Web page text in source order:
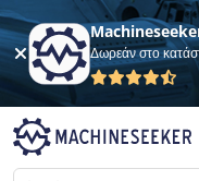
Δωρεάν στο